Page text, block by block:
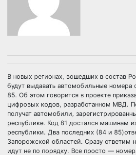
В новых регионах, вошедших в состав
будут выдавать автомобильные номера
85. Об этом говорится в проекте
цифровых кодов, разработанном МВД.
получат автомобили,
республике. Код 81 достался машинам
республики. Два последних (84 и
Запорожской областей. Сразу ответим
идут не по порядку. Все просто —